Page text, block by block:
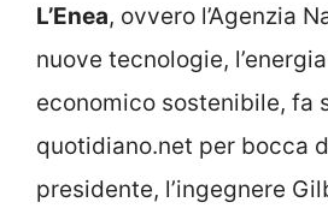
L’Enea, ovvero l’Agenzia
nuove tecnologie,
economico sostenibile, fa
quotidiano.net per bocca
presidente, l’ingegnere